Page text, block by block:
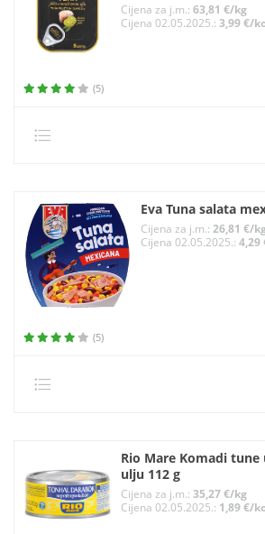
Cijena za j.m.: 63,81 €/kg
Cijena 02.05.2025.: 3,99 €/
(5)
Eva Tuna salata
Cijena za j.m.: 26,81 €/
Cijena 02.05.2025.: 4,29
(5)
Rio Mare Komadi
ulju 112 g
Cijena za j.m.:35,27 €/kg
Cijena 02.05.2025.: 1,89 €/